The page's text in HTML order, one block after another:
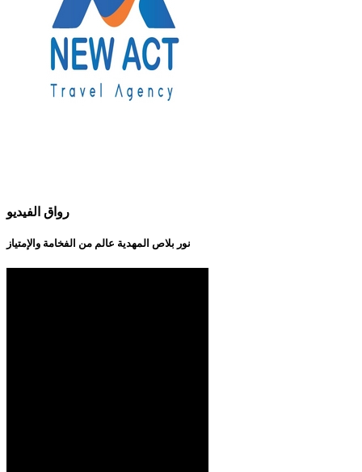
رواق الفيديو
نور بلاص المهدية عالم من الفخامة والإمتياز